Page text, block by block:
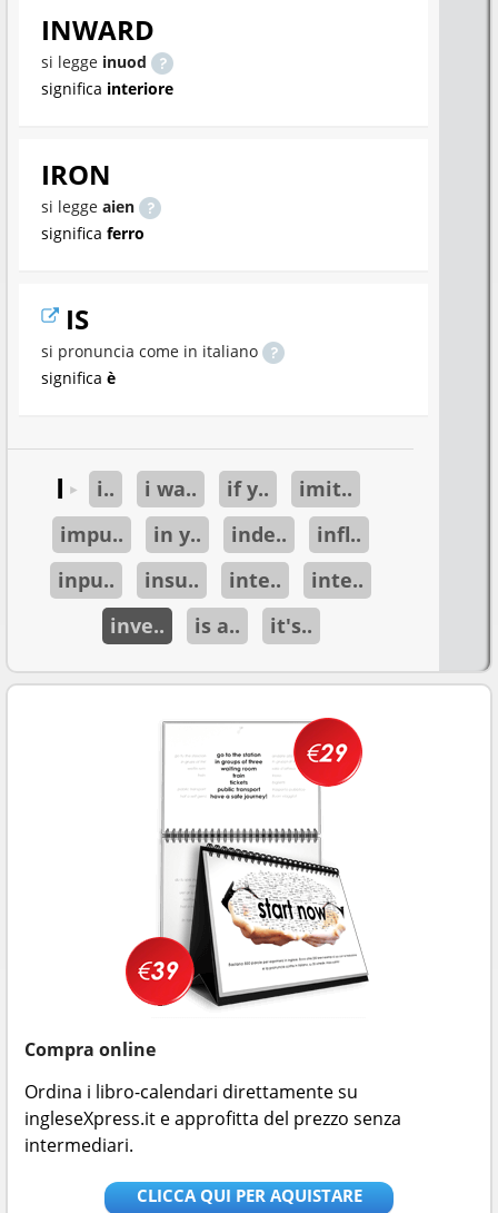
INWARD
si legge inuod
significa interiore
IRON
si legge aien
significa ferro
IS
si pronuncia come in italiano
significa è
I ► i.. i wa.. if y..
imit..
impu..
in y.. inde..
infl..
inpu..
insu.. inte..
inte..
inve..
is a.. it's..
Compra online
Ordina i libro-calendari direttamente su
ingleseXpress.it e approfitta del prezzo senza
intermediari.
CLICCA QUI PER AQUISTARE